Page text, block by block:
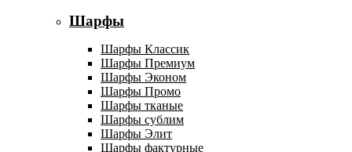
Шарфы
Шарфы Классик
Шарфы Премиум
Шарфы Эконом
Шарфы Промо
Шарфы тканые
Шарфы сублим
Шарфы Элит
Шарфы фактурные